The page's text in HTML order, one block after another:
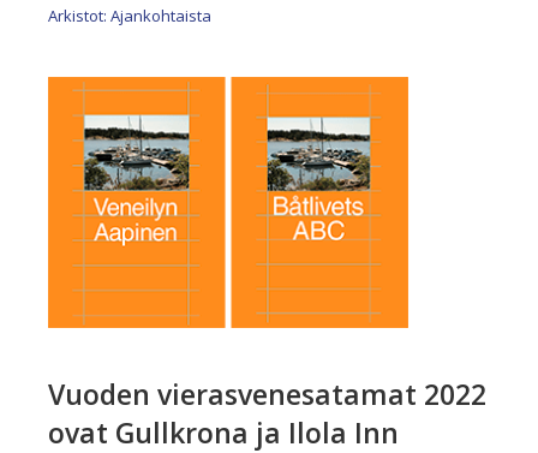
Arkistot: Ajankohtaista
Vuoden vierasvenesatamat 2022
ovat Gullkrona ja Ilola Inn